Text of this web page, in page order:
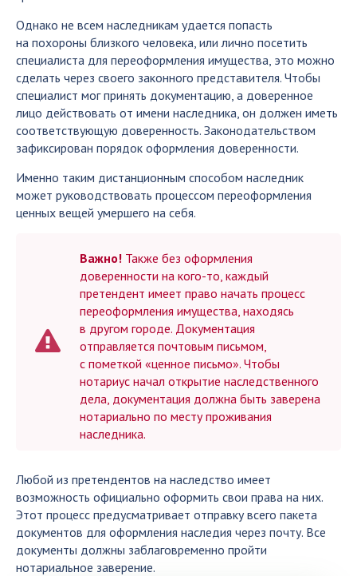
Однако не всем наследникам удается попасть
на похороны близкого человека, или лично посетить
специалиста для переоформления имущества, это можно
сделать через своего законного представителя. Чтобы
специалист мог принять документацию, а доверенное
лицо действовать от имени наследника, он должен иметь
соответствующую доверенность. Законодательством
зафиксирован порядок оформления доверенности.
Именно таким дистанционным способом наследник
может руководствовать процессом переоформления
ценных вещей умершего на себя.
Важно! Также без оформления
доверенности на кого-то, каждый
претендент имеет право начать процесс
переоформления имущества, находясь
в другом городе. Документация
отправляется почтовым письмом,
с пометкой «ценное письмо». Чтобы
нотариус начал открытие наследственного
дела, документация должна быть заверена
нотариально по месту проживания
наследника.
Любой из претендентов на наследство имеет
возможность официально оформить свои права на них.
Этот процесс предусматривает отправку всего пакета
документов для оформления наследия через почту. Все
документы должны заблаговременно пройти
нотариальное заверение.